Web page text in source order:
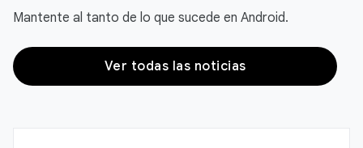
Mantente al tanto de lo que sucede en Android.
Ver todas las noticias